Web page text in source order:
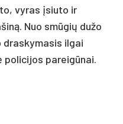
vyras įsiuto ir
Nuo smūgių dužo
ilgai
policijos pareigūnai.